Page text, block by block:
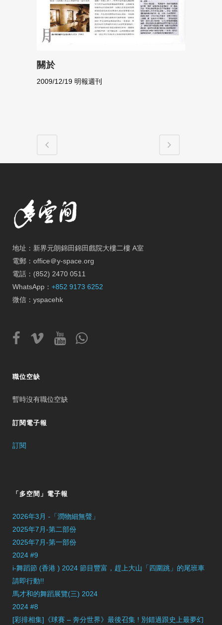
關於
2009/12/19 明報週刊
地址：新界元朗錦田錦田戲院大樓二樓 A室
電郵：office＠y-space.org
電話：(852) 2470 0511
WhatsApp： +852 9173 6252
微信：yspacehk
職位空缺
暫時沒有職位空缺
訂閱電子報
訂閱
「多空間」電子報
2026年3月 -「潤物細無聲」
2025年7月-第二部份
2025年7月-第一部份
2024 #9
i-舞蹈節 (香港 ) 2024 節目豐富，趕上大山「四圍跳」的尾班車
請即行動!!
馬才和的舞蹈展覽(三) 2024
2024 #8
[彩排相集]《球賽 – 奔分世界》最後召集 ! 別錯過跟史上最夢幻